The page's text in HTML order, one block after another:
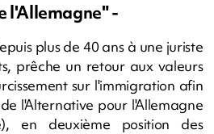
l'Allemagne" -
plus de 40 ans à une juriste
prêche un retour aux valeurs
sur l'immigration afin
l'Alternative pour l'Allemagne
en deuxième position des